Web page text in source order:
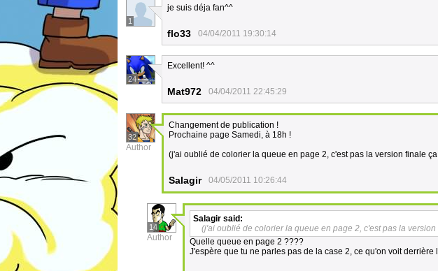
1
je suis déja fan^^
flo33 04/04/2011 19:30:14
24
Excellent! ^^
Mat972 04/04/2011 22:45:29
32
Author
Changement de publication !
Prochaine page Samedi, à 18h !
(j'ai oublié de colorier la queue en page 2, c'est pas la version finale
Salagir 04/05/2011 10:26:44
14
Author
Salagir said:
(j'ai oublié de colorier la queue en page 2, c'est pas la
Quelle queue en page 2 ????
J'espère que tu ne parles pas de la case 2, ce qu'on voit